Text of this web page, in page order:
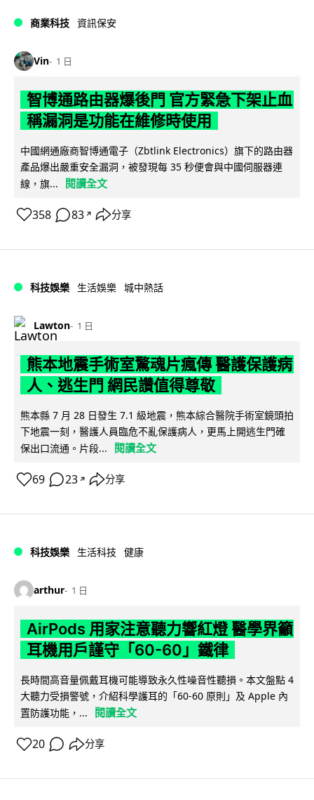
商業科技 資訊保安
Vin 1 日
智博通路由器爆後門 官方緊急下架止血
稱漏洞是功能在維修時使用
中國網通廠商智博通電子（Zbtlink Electronics）旗下的路由器
產品爆出嚴重安全漏洞，被發現每 35 秒便會與中國伺服器連
線，旗...
閱讀全文
358 83 ↗ 分享
科技娛樂 生活娛樂 城中熱話
Lawton 1 日
熊本地震手術室驚魂片瘋傳 醫護保護病
人、逃生門 網民讚值得尊敬
熊本縣 7 月 28 日發生 7.1 級地震，熊本綜合醫院手術室鏡頭拍
下地震一刻，醫護人員臨危不亂保護病人，更馬上開逃生門確
保出口流通。片段...
閱讀全文
69 23 ↗ 分享
科技娛樂 生活科技 健康
arthur 1 日
AirPods 用家注意聽力響紅燈 醫學界籲
耳機用戶謹守「60-60」鐵律
長時間高音量佩戴耳機可能導致永久性噪音性聽損。本文盤點 4
大聽力受損警號，介紹科學護耳的「60-60 原則」及 Apple 內
置防護功能，...
閱讀全文
20 分享